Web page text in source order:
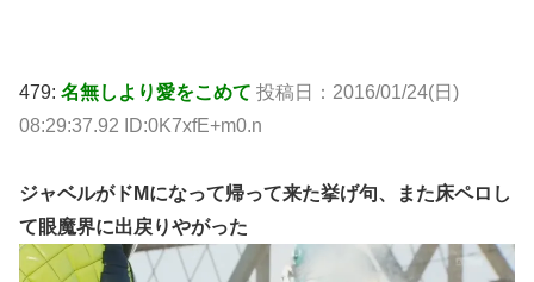
479: 名無しより愛をこめて 投稿日：2016/01/24(日)
08:29:37.92 ID:0K7xfE+m0.n
ジャベルがドMになって帰って来た挙げ句、また床ペロし
て眼魔界に出戻りやがった